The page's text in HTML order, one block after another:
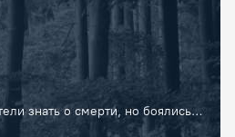
знать о смерти, но боялись